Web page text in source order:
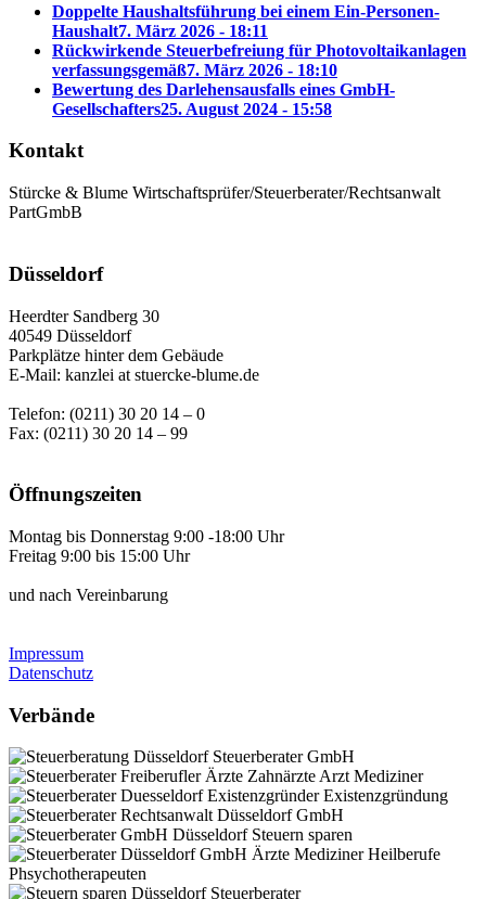
Doppelte Haushaltsführung bei einem Ein-Personen-
Haushalt7. März 2026 - 18:11
Rückwirkende Steuerbefreiung für Photovoltaikanlagen
verfassungsgemäß7. März 2026 - 18:10
Bewertung des Darlehensausfalls eines GmbH-
Gesellschafters25. August 2024 - 15:58
Kontakt
Stürcke & Blume Wirtschaftsprüfer/Steuerberater/Rechtsanwalt
PartGmbB
Düsseldorf
Heerdter Sandberg 30
40549 Düsseldorf
Parkplätze hinter dem Gebäude
E-Mail: kanzlei at stuercke-blume.de
Telefon: (0211) 30 20 14 – 0
Fax: (0211) 30 20 14 – 99
Öffnungszeiten
Montag bis Donnerstag 9:00 -18:00 Uhr
Freitag 9:00 bis 15:00 Uhr
und nach Vereinbarung
Impressum
Datenschutz
Verbände